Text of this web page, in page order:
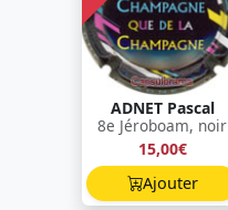
ADNET Pascal
8e Jéroboam, noir
15,00€
Ajouter